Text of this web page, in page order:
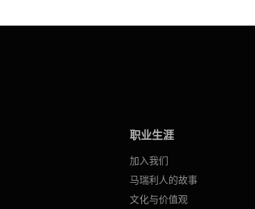
职业生涯
加入我们
马瑞利人的故事
文化与价值观